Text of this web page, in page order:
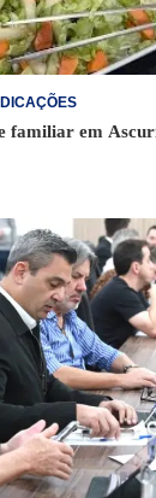
familiar em